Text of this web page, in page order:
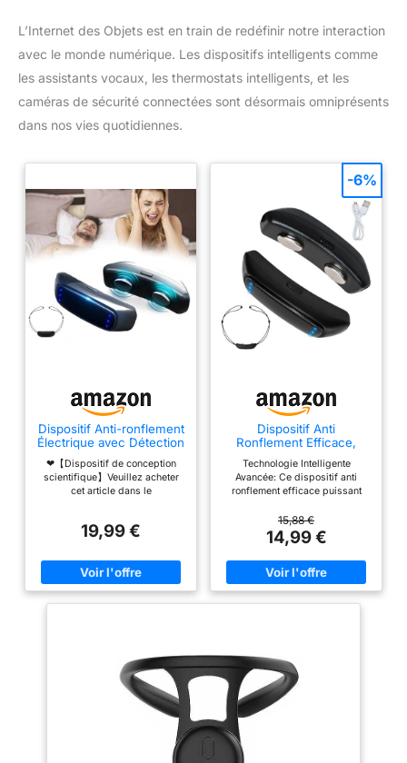
L’Internet des Objets est en train de redéfinir notre interaction
avec le monde numérique. Les dispositifs intelligents comme
les assistants vocaux, les thermostats intelligents, et les
caméras de sécurité connectées sont désormais omniprésents
dans nos vies quotidiennes.
Dispositif Anti-ronflement
Électrique avec Détection
Intelligente du Son
❤【Dispositif de conception
scientifique】Veuillez acheter
cet article dans le
vous. Si vous l'achetez dans un
plus d'un mois pour le recevoir.
Et il y a un grand risque de
perte de colis.Ce ronfleur
le son du ronflement et le
démarre. La coque est faite de
matériau ABS, inodore, sûr et
durable, adapté à tous les âges.
❤【Sommeil profond】La
19,99 €
Dispositif Anti
Ronflement Efficace,
au Sommeil
Technologie Intelligente
Avancée: Ce dispositif anti
ronflement efficace puissant
précision pour détecter les
ronflements. Il ajuste
intelligemment les impulsions
pour masser les muscles de la
gorge, vous permettant de
respirer en douceur et de
réduire significativement les
bruits nocturnes. En stimulant
doucement les nerfs, il prévient
l'apnée du sommeil légère et
restaure un cycle de sommeil
profond et ininterrompu Confort
Ergonomique Optimal: Fabriqué
avec des matériaux sûrs et
15,88 €
14,99 €
-6%